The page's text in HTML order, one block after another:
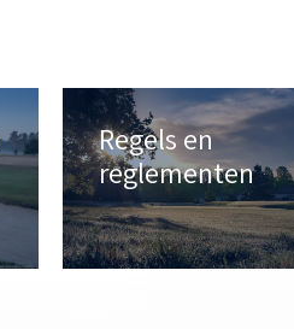
Regels en
reglementen